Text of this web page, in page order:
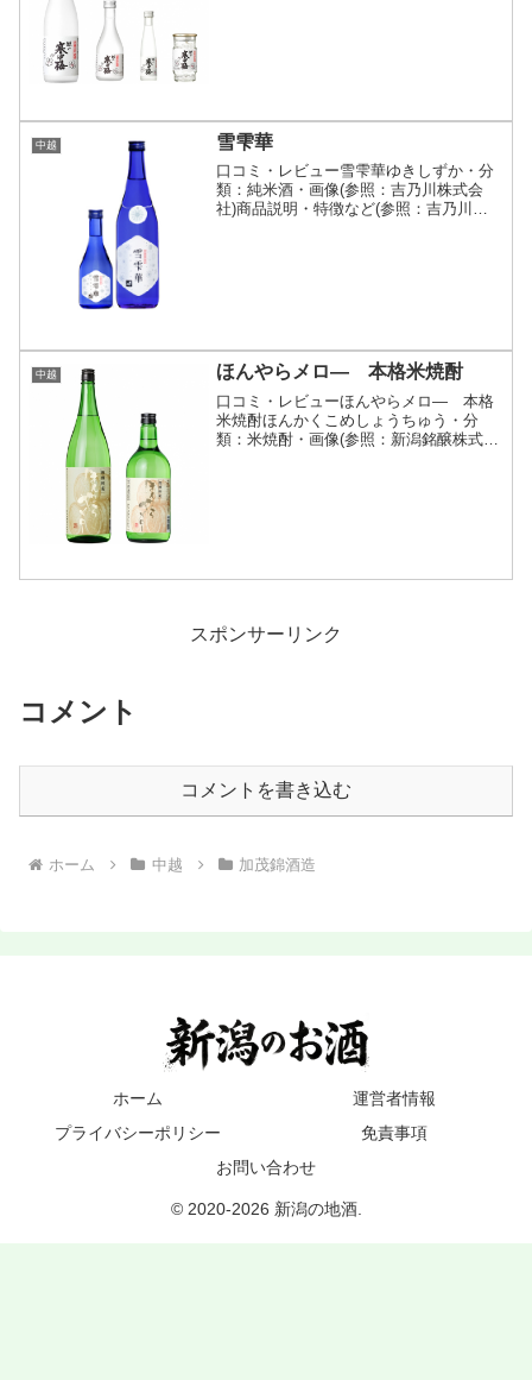
中越 雪雫華
口コミ・レビュー雪雫華ゆきしずか・分
類：純米酒・画像(参照：吉乃川株式会
社)商品説明・特徴など(参照：吉乃川株
中越 ほんやらメロ— 本格米焼酎
口コミ・レビューほんやらメロ— 本格
米焼酎ほんかくこめしょうちゅう・分
類：米焼酎・画像(参照：新潟銘醸株式会
スポンサーリンク
コメント
コメントを書き込む
ホーム 中越 加茂錦酒造
ホーム
運営者情報
プライバシーポリシー
免責事項
お問い合わせ
© 2020-2026 新潟の地酒.